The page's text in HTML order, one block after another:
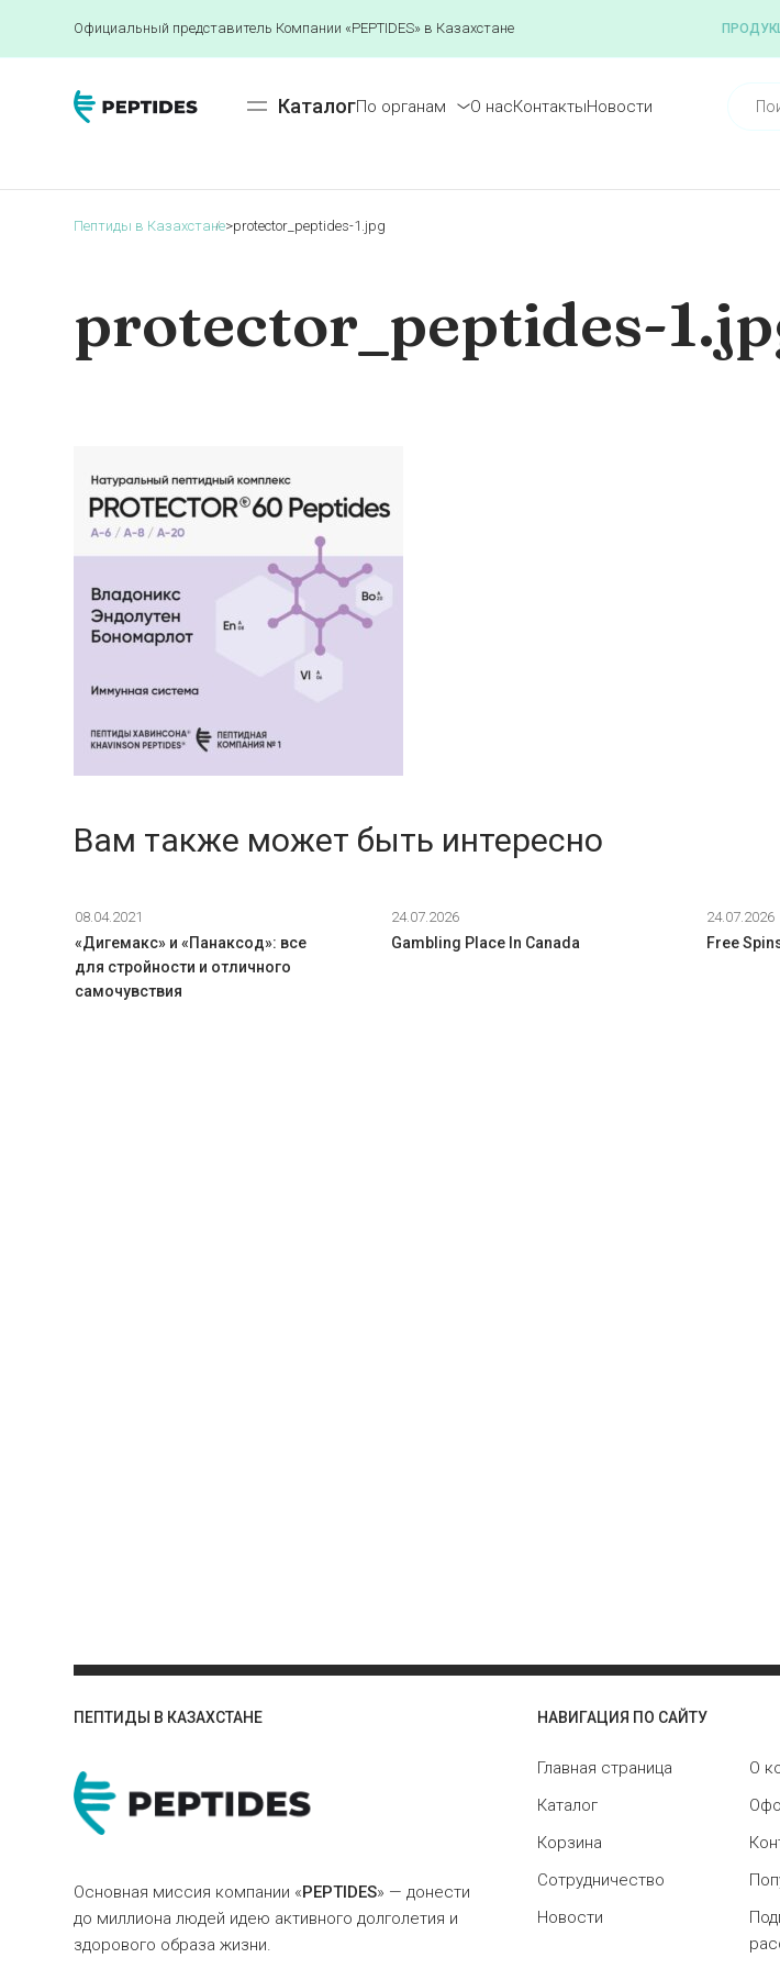
Официальный представитель Компании «PEPTIDES» в Казахстане
КаталогПо органам О насКонтактыНовости
Пептиды в Казахстане>protector_peptides-1.jpg
protector_peptides-
Вам также может быть интересно
08.04.2021
«Дигемакс» и «Панаксод»: все
для стройности и отличного
самочувствия
24.07.2026
Gambling Place In Canada
24.07.2026
Free
ПЕПТИДЫ В КАЗАХСТАНЕ
Основная миссия компании «PEPTIDES» — донести
до миллиона людей идею активного долголетия и
здорового образа жизни.
НАВИГАЦИЯ ПО САЙТУ
Главная страница
О
Каталог
Корзина
Сотрудничество
Новости